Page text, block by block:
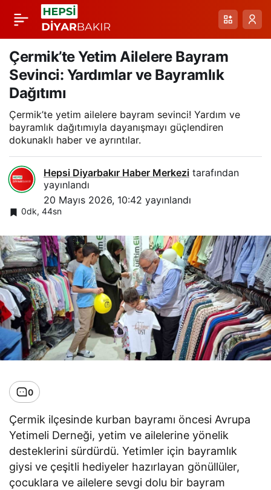
Çermik’te Yetim Ailelere Bayram
Sevinci: Yardımlar ve Bayramlık
Dağıtımı
Çermik’te yetim ailelere bayram sevinci! Yardım ve
bayramlık dağıtımıyla dayanışmayı güçlendiren
dokunaklı haber ve ayrıntılar.
Hepsi Diyarbakır Haber Merkezi tarafından
yayınlandı
20 Mayıs 2026, 10:42 yayınlandı
0dk, 44sn
0
Çermik ilçesinde kurban bayramı öncesi Avrupa
Yetimeli Derneği, yetim ve ailelerine yönelik
desteklerini sürdürdü. Yetimler için bayramlık
giysi ve çeşitli hediyeler hazırlayan gönüllüler,
çocuklara ve ailelere sevgi dolu bir bayram
Diyarbakır JASAT
Operasyonunda
Aranan 162 Şüpheli
Yakalandı
Paylaş